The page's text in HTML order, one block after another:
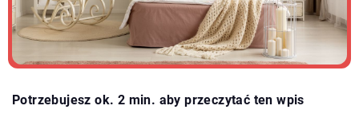
Potrzebujesz ok. 2 min. aby przeczytać ten wpis